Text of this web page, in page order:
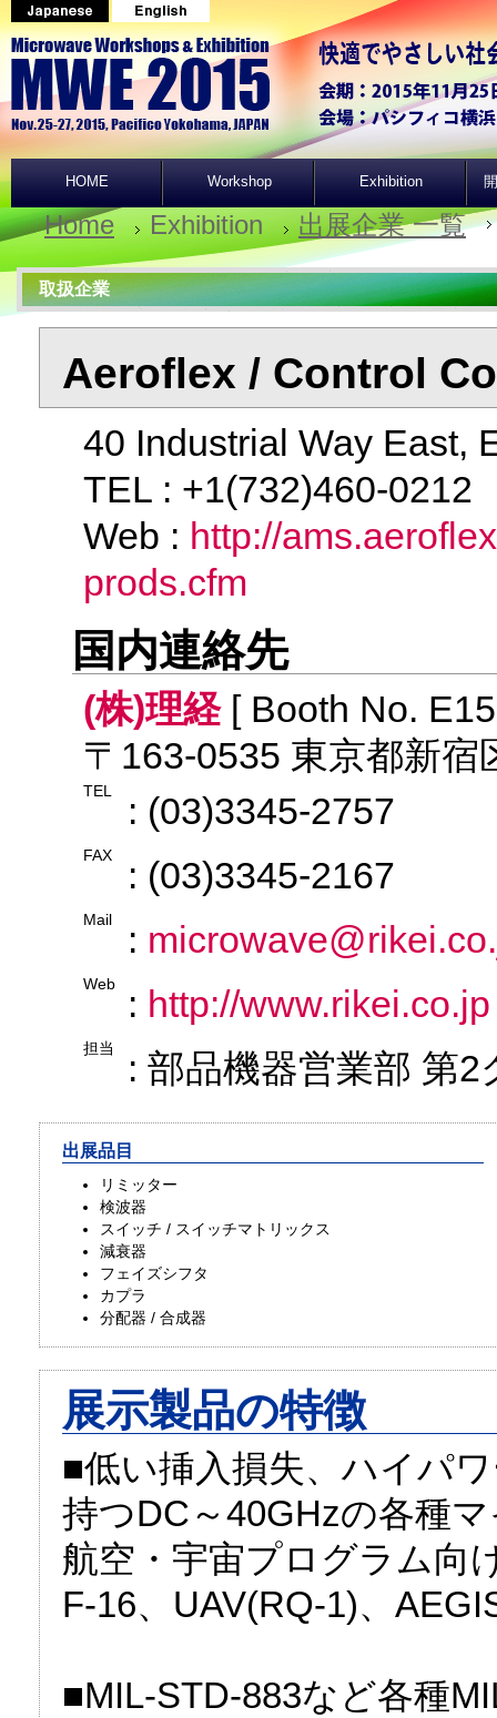
HOME Workshop Exhibition
Home Exhibition 出展企業 一覧
取扱企業
Aeroflex / Control
40 Industrial Way East,
TEL : +1(732)460-
Web : http://
prods.cfm
国内連絡先
(株)理経[ Booth No.
〒163-0535 東京都新
TEL : (03)3345-2757
FAX : (03)3345-2167
Mail :
Web : http://www.rikei.co.jp
担当 : 部品機器営業部 第2
出展品目
リミッター
検波器
スイッチ / スイッチマトリックス
減衰器
フェイズシフタ
カプラ
分配器 / 合成器
展示製品の特徴
■低い挿入損失、ハイパ
持つDC～40GHzの各種
航空・宇宙プログラム向
F-16、UAV(RQ-1)、
■MIL-STD-883など各種